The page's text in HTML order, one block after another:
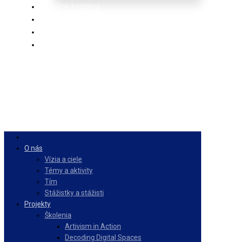
O nás
Vízia a ciele
Témy a aktivity
Tím
Stážistky a stážisti
Projekty
Školenia
Artivism in Action
Decoding Digital Spaces